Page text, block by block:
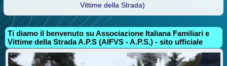
Vittime della Strada)
Ti diamo il benvenuto su Associazione Italiana Familiari e
Vittime della Strada A.P.S (AIFVS - A.P.S.) - sito ufficiale